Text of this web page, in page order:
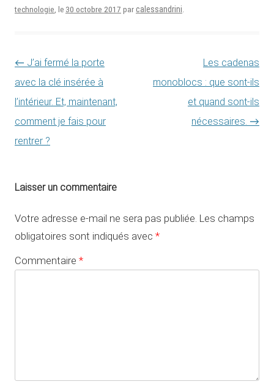
technologie, le 30 octobre 2017 par calessandrini.
Navigation des articles
← J’ai fermé la porte
avec la clé insérée à
l’intérieur. Et, maintenant,
comment je fais pour
rentrer ?
Les cadenas
monoblocs : que sont-ils
et quand sont-ils
nécessaires. →
Laisser un commentaire
Votre adresse e-mail ne sera pas publiée. Les champs
obligatoires sont indiqués avec *
Commentaire *